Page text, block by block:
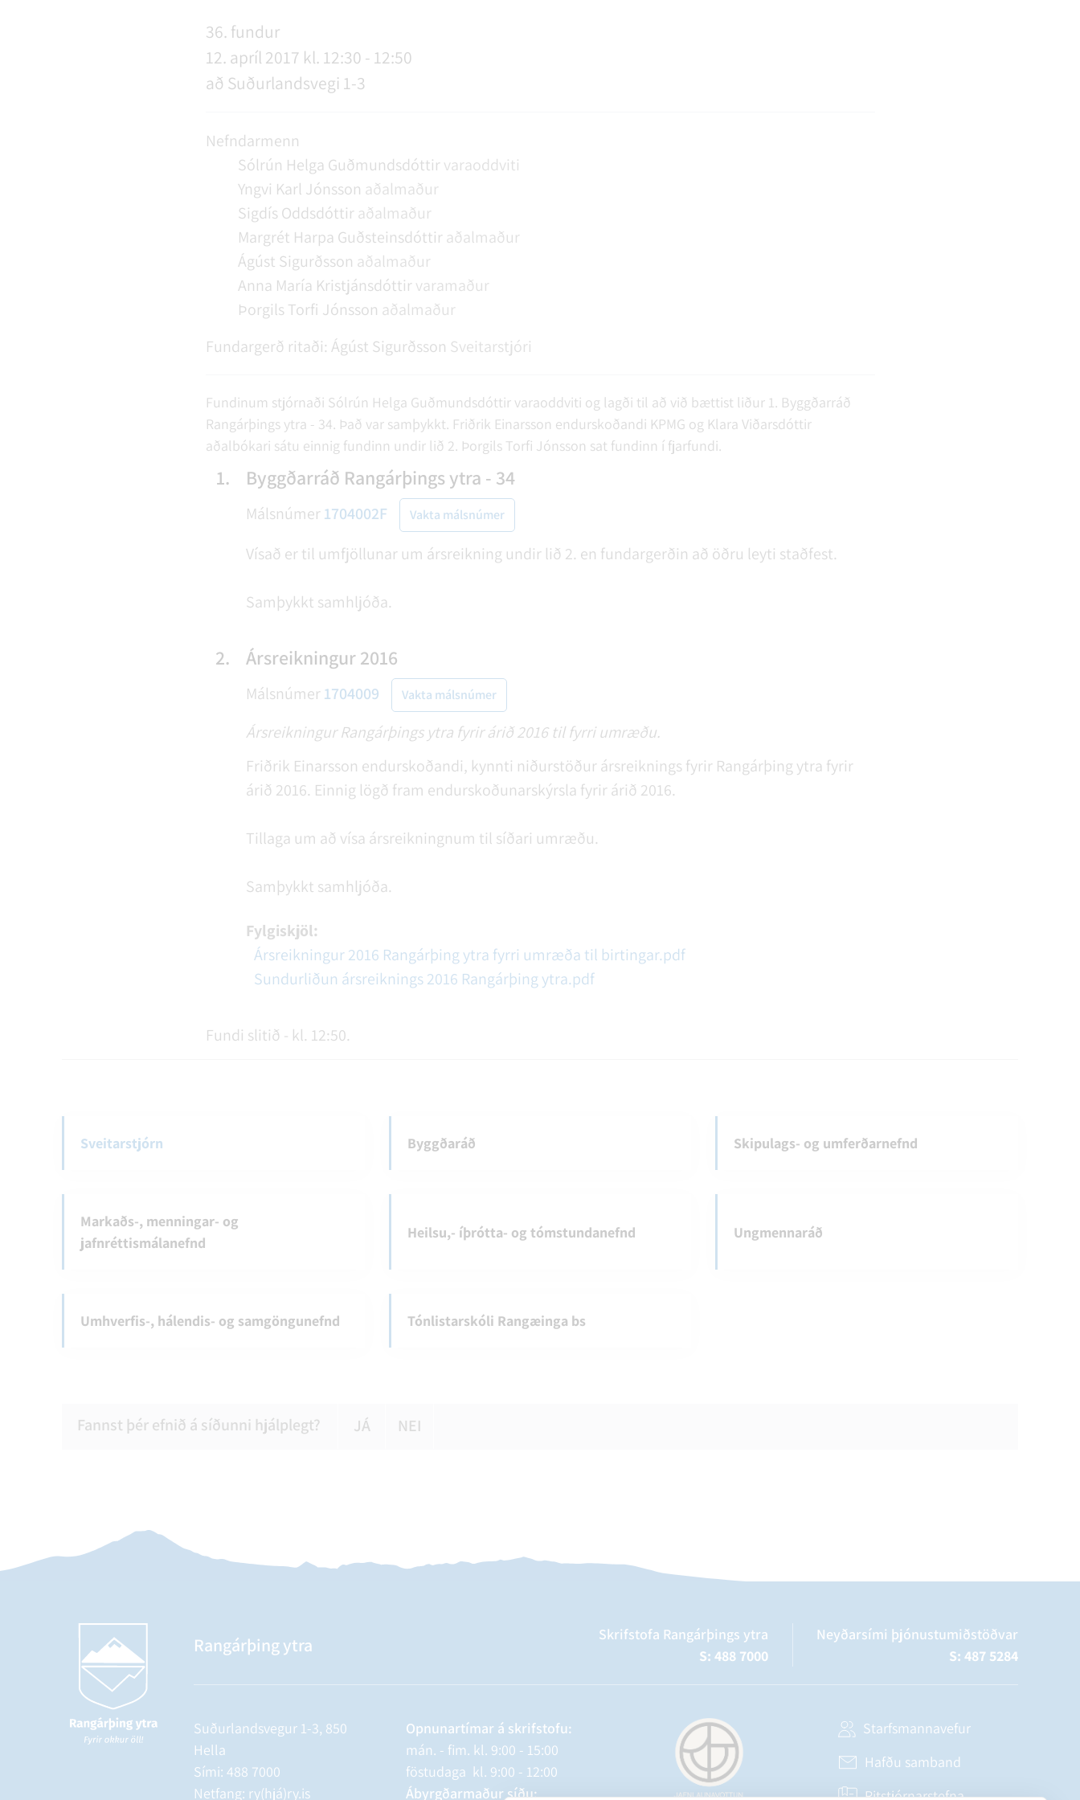
STARFSFÓLK RANGÁRÞINGS YTRA
36. fundur
12. apríl 2017 kl. 12:30 - 12:50
að Suðurlandsvegi 1-3
Nefndarmenn
Sólrún Helga Guðmundsdóttir varaoddviti
Yngvi Karl Jónsson aðalmaður
Sigdís Oddsdóttir aðalmaður
Margrét Harpa Guðsteinsdóttir aðalmaður
Ágúst Sigurðsson aðalmaður
Anna María Kristjánsdóttir varamaður
Þorgils Torfi Jónsson aðalmaður
Fundargerð ritaði: Ágúst Sigurðsson Sveitarstjóri
Fundinum stjórnaði Sólrún Helga Guðmundsdóttir varaoddviti og lagði til að við bættist liður 1. Byggðarráð
Rangárþings ytra - 34. Það var samþykkt. Friðrik Einarsson endurskoðandi KPMG og Klara Viðarsdóttir
aðalbókari sátu einnig fundinn undir lið 2. Þorgils Torfi Jónsson sat fundinn í fjarfundi.
1. Byggðarráð Rangárþings ytra - 34
Málsnúmer1704002F Vakta málsnúmer
Vísað er til umfjöllunar um ársreikning undir lið 2. en fundargerðin að öðru leyti staðfest.
Samþykkt samhljóða.
2. Ársreikningur 2016
Málsnúmer1704009 Vakta málsnúmer
Ársreikningur Rangárþings ytra fyrir árið 2016 til fyrri umræðu.
Friðrik Einarsson endurskoðandi, kynnti niðurstöður ársreiknings fyrir Rangárþing ytra fyrir
árið 2016. Einnig lögð fram endurskoðunarskýrsla fyrir árið 2016.
Tillaga um að vísa ársreikningnum til síðari umræðu.
Samþykkt samhljóða.
Fylgiskjöl:
Ársreikningur 2016 Rangárþing ytra fyrri umræða til birtingar.pdf
Sundurliðun ársreiknings 2016 Rangárþing ytra.pdf
Fundi slitið - kl. 12:50.
Sveitarstjórn Byggðaráð Skipulags- og umferðarnefnd
Markaðs-, menningar- og
jafnréttismálanefnd
Heilsu,- íþrótta- og tómstundanefnd Ungmennaráð
Umhverfis-, hálendis- og samgöngunefnd Tónlistarskóli Rangæinga bs
Fannst þér efnið á síðunni hjálplegt? JÁ NEI
Rangárþing ytra
Skrifstofa Rangárþings ytra
S: 488 7000
Neyðarsími þjónustumiðstöðvar
S: 487 5284
Suðurlandsvegur 1-3, 850
Hella
Sími: 488 7000
Netfang: ry(hjá)ry.is
Opnunartímar á skrifstofu:
mán. - fim. kl. 9:00 - 15:00
föstudaga kl. 9:00 - 12:00
Ábyrgðarmaður síðu:
Starfsmannavefur
Hafðu samband
Ritstjórnarstefna